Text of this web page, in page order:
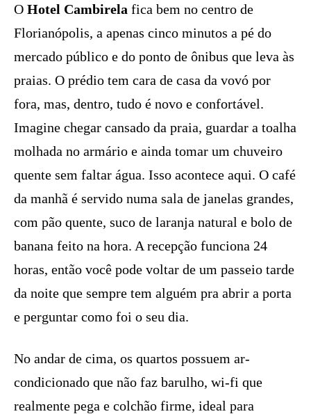
O Hotel Cambirela fica bem no centro de
Florianópolis, a apenas cinco minutos a pé do
mercado público e do ponto de ônibus que leva às
praias. O prédio tem cara de casa da vovó por
fora, mas, dentro, tudo é novo e confortável.
Imagine chegar cansado da praia, guardar a toalha
molhada no armário e ainda tomar um chuveiro
quente sem faltar água. Isso acontece aqui. O café
da manhã é servido numa sala de janelas grandes,
com pão quente, suco de laranja natural e bolo de
banana feito na hora. A recepção funciona 24
horas, então você pode voltar de um passeio tarde
da noite que sempre tem alguém pra abrir a porta
e perguntar como foi o seu dia.
No andar de cima, os quartos possuem ar-
condicionado que não faz barulho, wi-fi que
realmente pega e colchão firme, ideal para